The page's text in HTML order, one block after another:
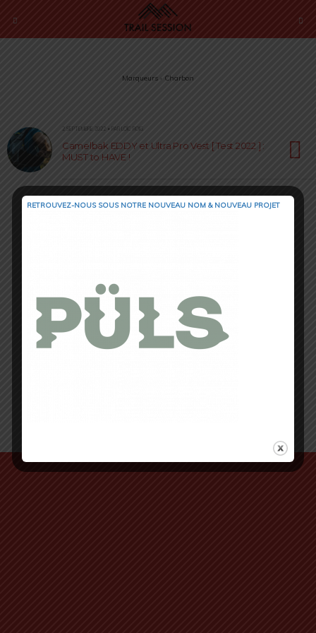
Marqueurs › Charbon
2 SEPTEMBRE 2022 • PAR LOÏC ROIG
Camelbak EDDY et Ultra Pro Vest [ Test 2022 ] :
MUST to HAVE !
RETROUVEZ-NOUS SOUS NOTRE NOUVEAU NOM & NOUVEAU PROJET